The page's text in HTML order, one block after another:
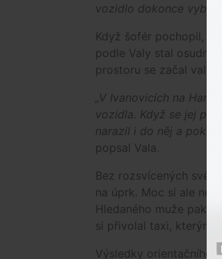
vozidlo dokonce
Když šofér pochopil,
podle Valy stal
prostoru se začal valit
„V Ivanovicích na
vozidla. Když se jej
narazil i do něj a
popsal Vala.
Bez rozsvícených
na úprk. Moc si ale
Hledaného muže pak
si přivolal taxi, kterým
Výsledky orientačního